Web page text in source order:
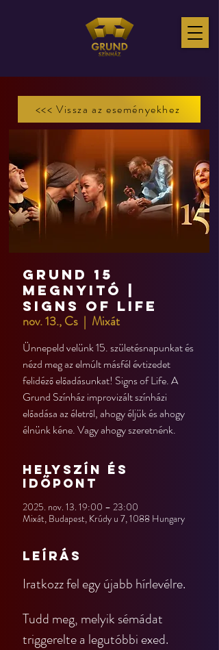
<<< Vissza az eseményekhez
GRUND 15
megnyitó |
Signs of Life
nov. 13., Cs
  |
Mixát
Ünnepeld velünk 15. születésnapunkat és
nézd meg az elmúlt másfél évtizedet
felidéző előadásunkat! Signs of Life. A
Grund Színház improvizált színházi
előadása az életről, ahogy éljük és ahogy
élnünk kéne. Vagy ahogy szeretnénk.
Helyszín és
időpont
2025. nov. 13. 19:00 – 23:00
Mixát, Budapest, Krúdy u 7, 1088 Hungary
Leírás
Iratkozz fel egy újabb hírlevélre.
Tudd meg, melyik sémádat
triggerelte a legutóbbi exed.